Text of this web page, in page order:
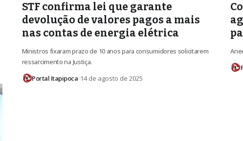
STF confirma lei que garante
devolução de valores pagos a mais
nas contas de energia elétrica
Ministros fixaram prazo de 10 anos para consumidores solicitarem
ressarcimento na Justiça.
Portal Itapipoca 14 de agosto de 2025